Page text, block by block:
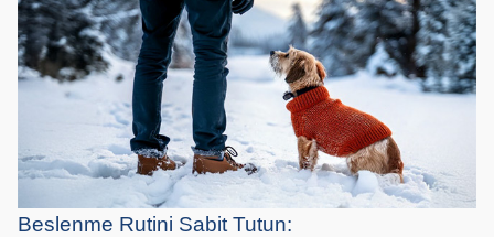
Beslenme Rutini Sabit Tutun: